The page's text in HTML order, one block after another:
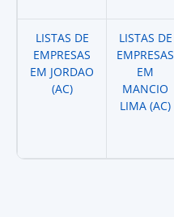
LISTAS DE
EMPRESAS
EM JORDAO
(AC)
LISTAS DE
EMPRESAS
EM
MANCIO
LIMA (AC)